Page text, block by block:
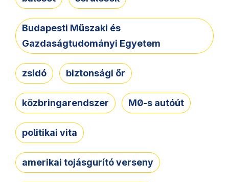
Budapesti Műszaki és
Gazdaságtudományi Egyetem
zsidó biztonsági őr
közbringarendszer M0-s autóút
politikai vita
amerikai tojásgurító verseny